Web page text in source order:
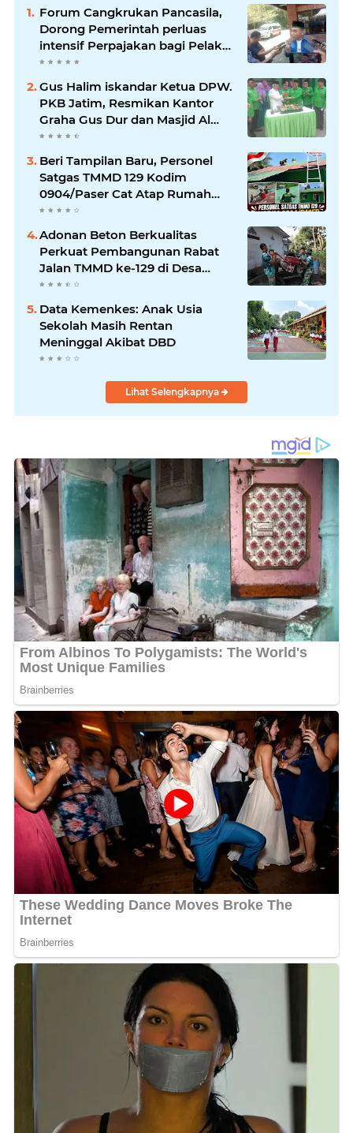
Forum Cangkrukan Pancasila,
Dorong Pemerintah perluas
intensif Perpajakan bagi Pelaku
Usaha UMKM.
Gus Halim iskandar Ketua DPW.
PKB Jatim, Resmikan Kantor
Graha Gus Dur dan Masjid Al
Iskandariyah, dorong Jadi Pusat
Pelayanan Warga dan Dakwah
Umat.
Beri Tampilan Baru, Personel
Satgas TMMD 129 Kodim
0904/Paser Cat Atap Rumah
Marbot
Adonan Beton Berkualitas
Perkuat Pembangunan Rabat
Jalan TMMD ke-129 di Desa
Ledoktempuro
Data Kemenkes: Anak Usia
Sekolah Masih Rentan
Meninggal Akibat DBD
Lihat Selengkapnya